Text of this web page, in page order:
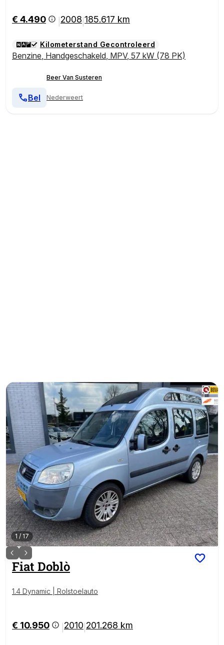
€ 4.490 2008 185.617 km
Kilometerstand Gecontroleerd
Benzine, Handgeschakeld, MPV, 57 kW (78 PK)
Beer Van Susteren
Nederweert
Bel
1 / 17
Fiat Doblò
1.4 Dynamic | Rolstoelauto
€ 10.950 2010 201.268 km